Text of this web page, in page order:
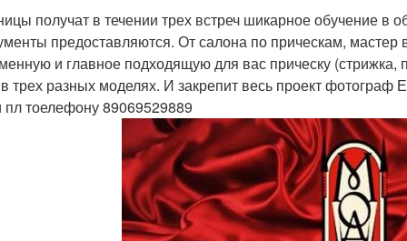
получат в течении трех встреч шикарное обучение в
предоставляются. От салона по прическам,
и главное подходящую для вас прическу
трех разных моделях. И закрепит весь проект
пл тоелефону 89069529889